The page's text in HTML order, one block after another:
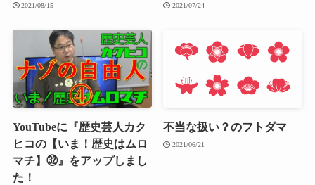
2021/08/15 2021/07/24
YouTubeに『歴史芸人カク
ヒコの【いま！歴史はムロ
マチ】㉜』をアップしまし
た！
不当な扱い？のフトダマ
2021/06/21